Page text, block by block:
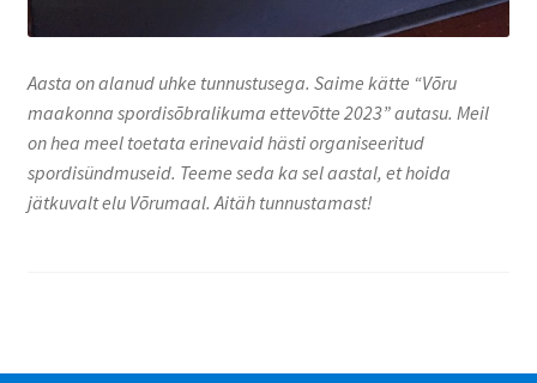
Aasta on alanud uhke tunnustusega. Saime kätte “Võru
maakonna spordisõbralikuma ettevõtte 2023” autasu. Meil
on hea meel toetata erinevaid hästi organiseeritud
spordisündmuseid. Teeme seda ka sel aastal, et hoida
jätkuvalt elu Võrumaal. Aitäh tunnustamast!